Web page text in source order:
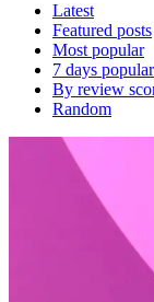
Latest
Featured posts
Most popular
7 days popular
By review
Random